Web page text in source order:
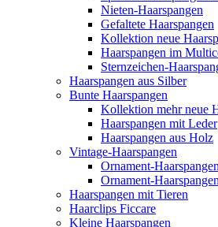
Nieten-Haarspangen
Gefaltete Haarspangen
Kollektion neue
Haarspangen im
Sternzeichen-
Haarspangen aus Silber
Bunte Haarspangen
Kollektion mehr neue
Haarspangen mit Leder
Haarspangen aus Holz
Vintage-Haarspangen
Ornament-Haarspangen
Ornament-
Haarspangen mit Tieren
Haarclips Ficcare
Kleine Haarspangen